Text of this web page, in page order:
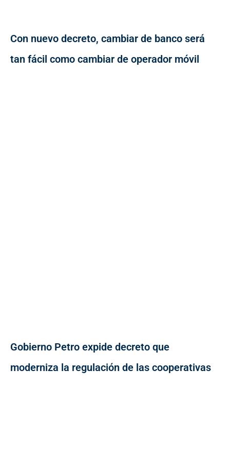
Con nuevo decreto, cambiar de banco será
tan fácil como cambiar de operador móvil
Gobierno Petro expide decreto que
moderniza la regulación de las cooperativas